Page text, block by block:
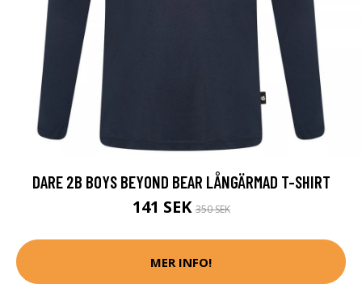
DARE 2B BOYS BEYOND BEAR LÅNGÄRMAD T-SHIRT
141 SEK350 SEK
MER INFO!